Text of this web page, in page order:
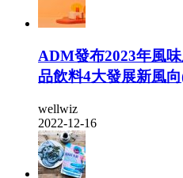
ADM發布2023年風
品飲料4大發展新風
wellwiz
2022-12-16